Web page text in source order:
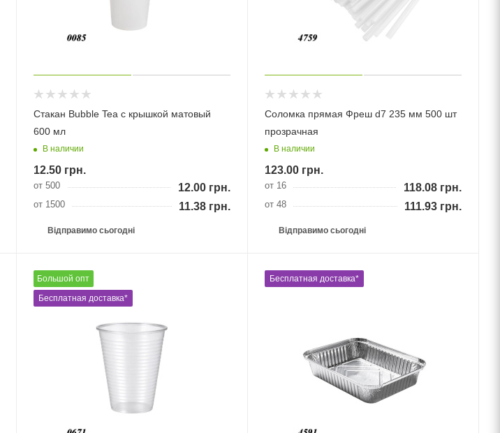
Стакан Bubble Tea с крышкой матовый
600 мл
В наличии
12.50грн.
от 500 12.00грн.
от 1500 11.38грн.
Відправимо сьогодні
Соломка прямая Фреш d7 235 мм 500 шт
прозрачная
В наличии
123.00грн.
от 16 118.08грн.
от 48 111.93грн.
Відправимо сьогодні
Великий гурт
Бесплатная доставка*
Бесплатная доставка*